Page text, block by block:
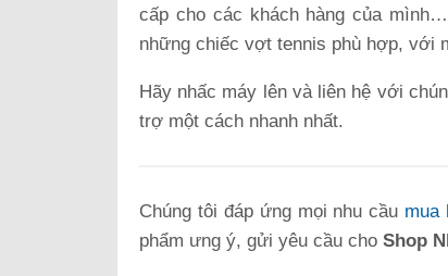
cấp cho các khách hàng của
những chiếc vợt tennis phù hợp, với
Hãy nhấc máy lên và liên hệ với
trợ một cách nhanh nhất.
Chúng tôi đáp ứng mọi nhu cầu mua
phẩm ưng ý, gửi yêu cầu cho Shop